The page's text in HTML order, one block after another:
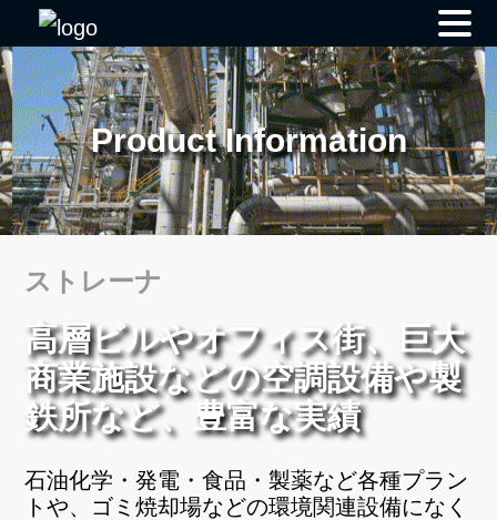
Skip
to
content
Product Information
ストレーナ
高層ビルやオフィス街、巨大
商業施設などの空調設備や製
鉄所など、豊富な実績
石油化学・発電・食品・製薬など各種プラン
トや、ゴミ焼却場などの環境関連設備になく